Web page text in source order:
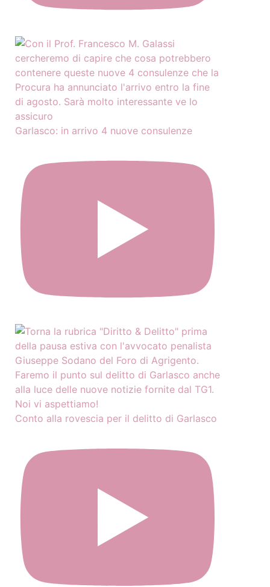
Garlasco: in arrivo 4 nuove consulenze
Conto alla rovescia per il delitto di Garlasco